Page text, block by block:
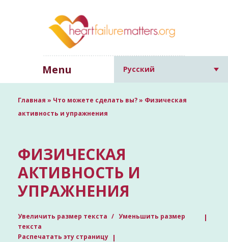
Menu Русский
Главная » Что можете сделать вы?» Физическая
активность и упражнения
ФИЗИЧЕСКАЯ
АКТИВНОСТЬ И
УПРАЖНЕНИЯ
Увеличить размер текста
Уменьшить размер
текста
Распечатать эту страницу